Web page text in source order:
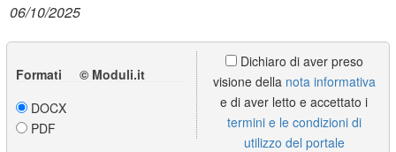
06/10/2025
Formati © Moduli.it
DOCX
PDF
Dichiaro di aver preso
visione della nota informativa
e di aver letto e accettato i
termini e le condizioni di
utilizzo del portale